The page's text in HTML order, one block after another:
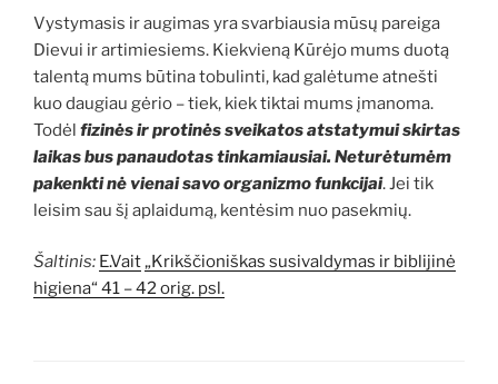
Vystymasis ir augimas yra svarbiausia mūsų pareiga
Dievui ir artimiesiems. Kiekvieną Kūrėjo mums duotą
talentą mums būtina tobulinti, kad galėtume atnešti
kuo daugiau gėrio – tiek, kiek tiktai mums įmanoma.
Todėl fizinės ir protinės sveikatos atstatymui skirtas
laikas bus panaudotas tinkamiausiai. Neturėtumėm
pakenkti nė vienai savo organizmo funkcijai. Jei tik
leisim sau šį aplaidumą, kentėsim nuo pasekmių.
Šaltinis: E.Vait„Krikščioniškas susivaldymas ir biblijinė
higiena“ 41 – 42 orig. psl.